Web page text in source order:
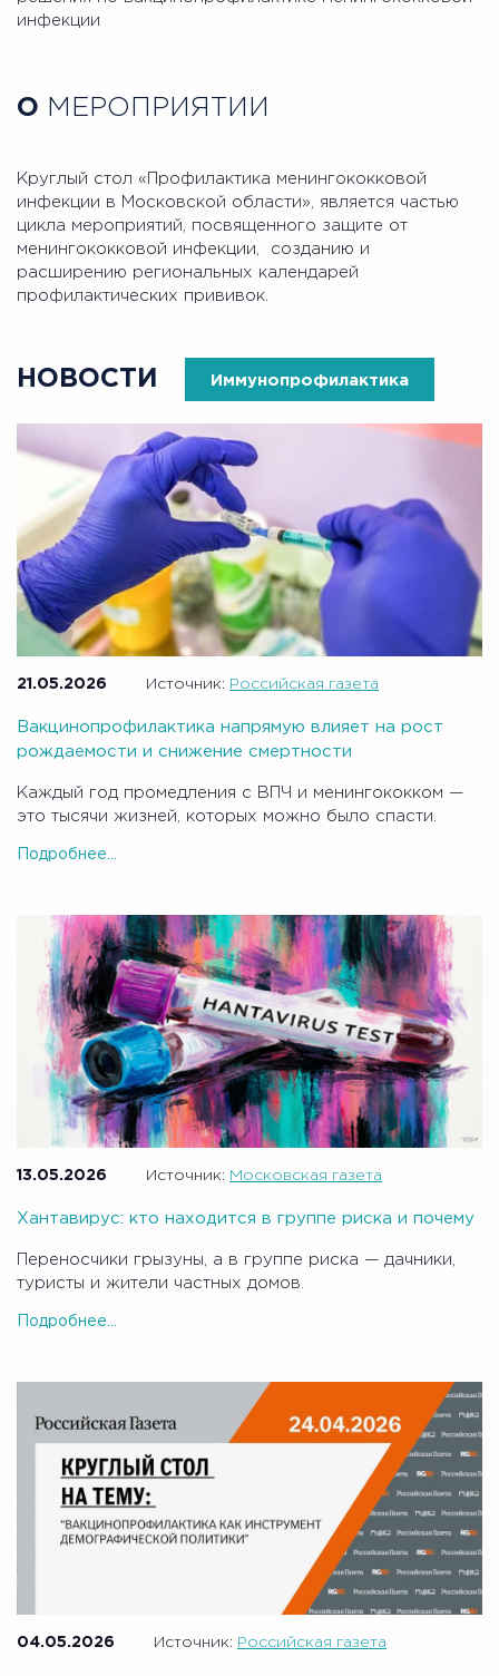
инфекции
О МЕРОПРИЯТИИ
Круглый стол «Профилактика менингококковой
инфекции в Московской области», является частью
цикла мероприятий, посвященного защите от
менингококковой инфекции, созданию и
расширению региональных календарей
профилактических прививок.
НОВОСТИ Иммунопрофилактика
21.05.2026 Источник: Российская газета
Вакцинопрофилактика напрямую влияет на рост
рождаемости и снижение смертности
Каждый год промедления с ВПЧ и менингококком —
это тысячи жизней, которых можно было спасти.
Подробнее...
13.05.2026 Источник: Московская газета
Хантавирус: кто находится в группе риска и почему
Переносчики грызуны, а в группе риска — дачники,
туристы и жители частных домов.
Подробнее...
04.05.2026 Источник: Российская газета